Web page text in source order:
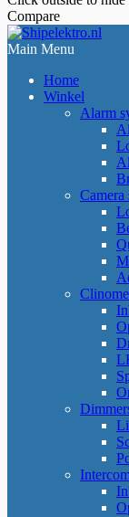
Compare
Main Menu
Home
Winkel
Alarm
Camera